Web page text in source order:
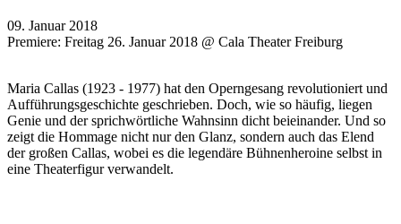
09. Januar 2018
Premiere: Freitag 26. Januar 2018 @ Cala Theater Freiburg
Maria Callas (1923 - 1977) hat den Operngesang revolutioniert und
Aufführungsgeschichte geschrieben. Doch, wie so häufig, liegen
Genie und der sprichwörtliche Wahnsinn dicht beieinander. Und so
zeigt die Hommage nicht nur den Glanz, sondern auch das Elend
der großen Callas, wobei es die legendäre Bühnenheroine selbst in
eine Theaterfigur verwandelt.